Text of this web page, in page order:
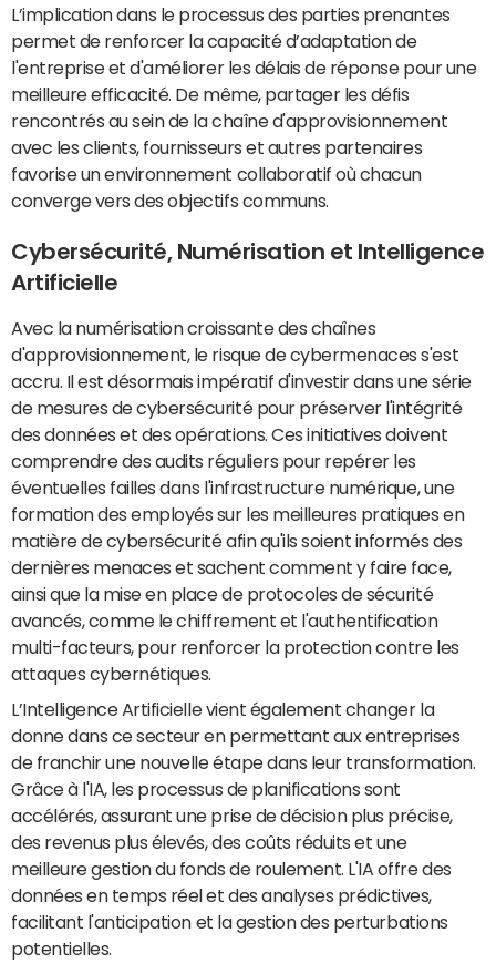
L’implication dans le processus des parties prenantes
permet de renforcer la capacité d’adaptation de
l'entreprise et d'améliorer les délais de réponse pour une
meilleure efficacité. De même, partager les défis
rencontrés au sein de la chaîne d'approvisionnement
avec les clients, fournisseurs et autres partenaires
favorise un environnement collaboratif où chacun
converge vers des objectifs communs.
Cybersécurité, Numérisation et Intelligence
Artificielle
Avec la numérisation croissante des chaînes
d'approvisionnement, le risque de cybermenaces s'est
accru. Il est désormais impératif d'investir dans une série
de mesures de cybersécurité pour préserver l'intégrité
des données et des opérations. Ces initiatives doivent
comprendre des audits réguliers pour repérer les
éventuelles failles dans l'infrastructure numérique, une
formation des employés sur les meilleures pratiques en
matière de cybersécurité afin qu'ils soient informés des
dernières menaces et sachent comment y faire face,
ainsi que la mise en place de protocoles de sécurité
avancés, comme le chiffrement et l'authentification
multi-facteurs, pour renforcer la protection contre les
attaques cybernétiques.
L’Intelligence Artificielle vient également changer la
donne dans ce secteur en permettant aux entreprises
de franchir une nouvelle étape dans leur transformation.
Grâce à l'IA, les processus de planifications sont
accélérés, assurant une prise de décision plus précise,
des revenus plus élevés, des coûts réduits et une
meilleure gestion du fonds de roulement. L'IA offre des
données en temps réel et des analyses prédictives,
facilitant l'anticipation et la gestion des perturbations
potentielles.